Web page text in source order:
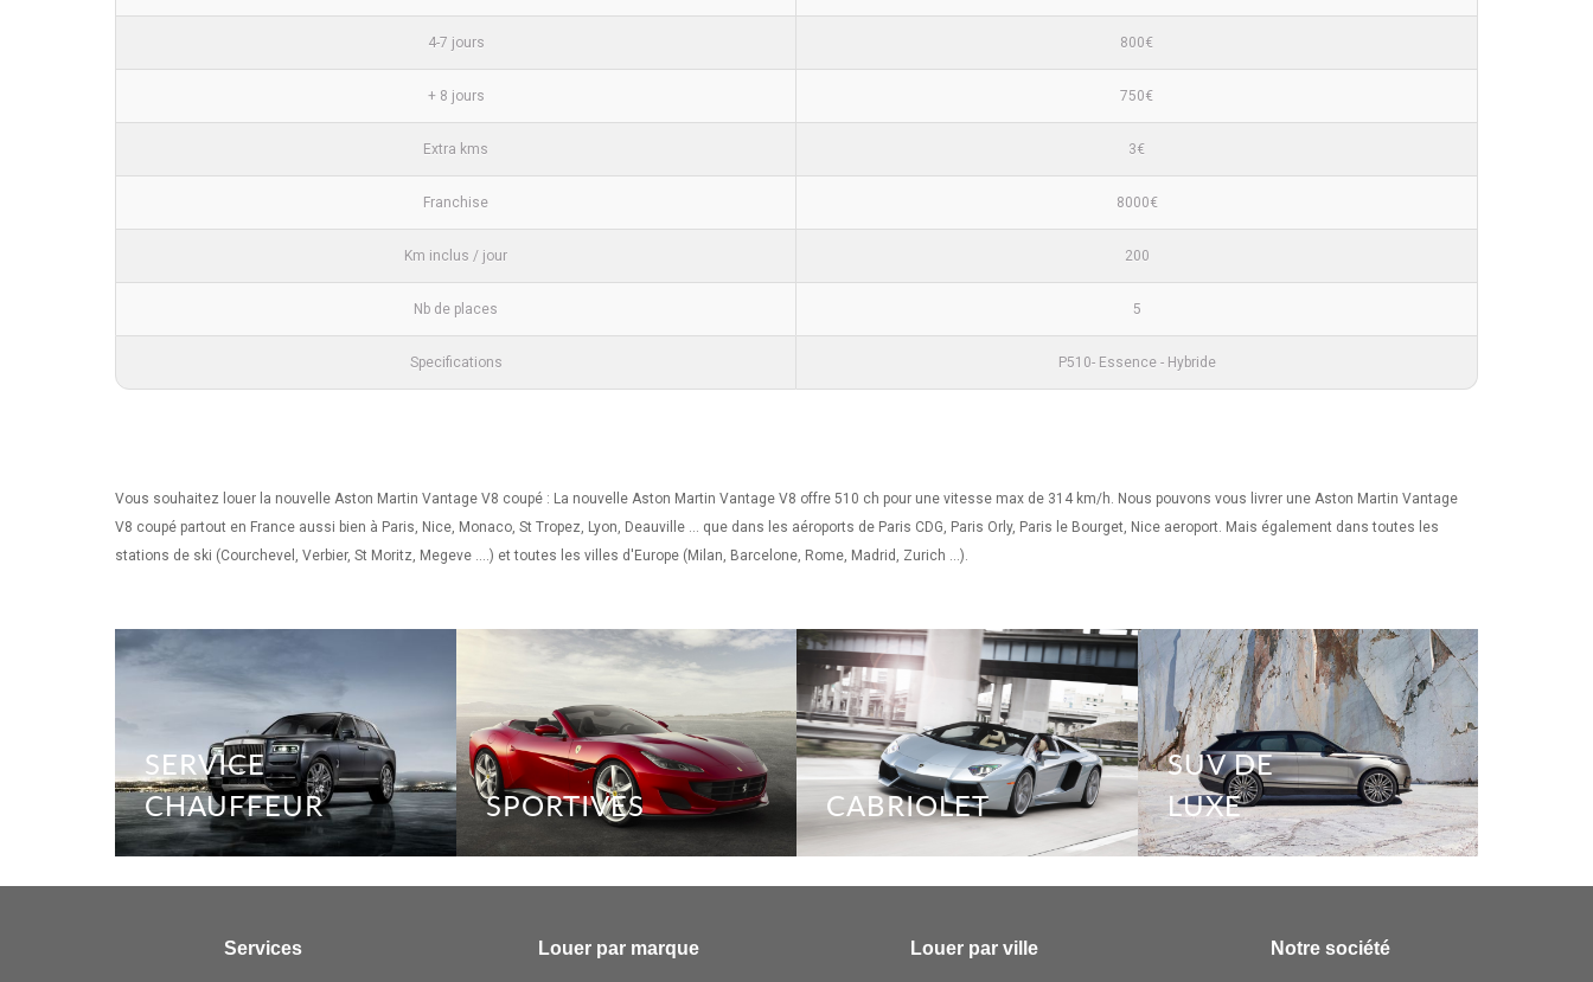
4-7 jours
+ 8 jours
Extra kms
Franchise
Km inclus / jour
Nb de places
Specifications
800€
750€
3€
8000€
200
5
P510- Essence - Hybride
Vous souhaitez louer la nouvelle Aston Martin Vantage V8 coupé : La nouvelle Aston Martin Vantage V8 offre 510 ch pour une vitesse max de 314 km/h. Nous pouvons vous livrer une Aston Martin Vantage
V8 coupé partout en France aussi bien à Paris, Nice, Monaco, St Tropez, Lyon, Deauville ... que dans les aéroports de Paris CDG, Paris Orly, Paris le Bourget, Nice aeroport. Mais également dans toutes les
stations de ski (Courchevel, Verbier, St Moritz, Megeve ....) et toutes les villes d'Europe (Milan, Barcelone, Rome, Madrid, Zurich ...).
SERVICE
CHAUFFEUR
SPORTIVES CABRIOLET
SUV DE
LUXE
Services Louer par marque Louer par ville Notre société